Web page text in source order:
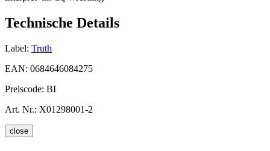
Technische Details
Label: Truth
EAN: 0684646084275
Preiscode: BI
Art. Nr.: X01298001-2
close